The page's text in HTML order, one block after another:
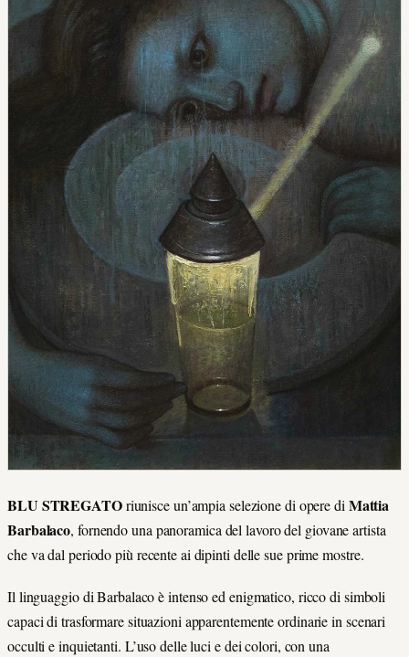
BLU STREGATOriunisce un’ampia selezione di opere di Mattia
Barbalaco, fornendo una panoramica del lavoro del giovane artista
che va dal periodo più recente ai dipinti delle sue prime mostre.
Il linguaggio di Barbalaco è intenso ed enigmatico, ricco di simboli
capaci di trasformare situazioni apparentemente ordinarie in scenari
occulti e inquietanti. L’uso delle luci e dei colori, con una